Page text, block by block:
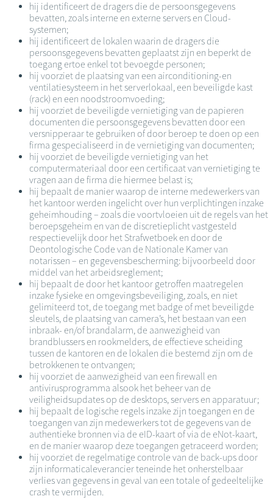
hij identificeert de dragers die de persoonsgegevens
bevatten, zoals interne en externe servers en Cloud-
systemen;
hij identificeert de lokalen waarin de dragers die
persoonsgegevens bevatten geplaatst zijn en beperkt de
toegang ertoe enkel tot bevoegde personen;
hij voorziet de plaatsing van een airconditioning-en
ventilatiesysteem in het serverlokaal, een beveiligde kast
(rack) en een noodstroomvoeding;
hij voorziet de beveiligde vernietiging van de papieren
documenten die persoonsgegevens bevatten door een
versnipperaar te gebruiken of door beroep te doen op een
firma gespecialiseerd in de vernietiging van documenten;
hij voorziet de beveiligde vernietiging van het
computermateriaal door een certificaat van vernietiging te
vragen aan de firma die hiermee belast is;
hij bepaalt de manier waarop de interne medewerkers van
het kantoor werden ingelicht over hun verplichtingen inzake
geheimhouding – zoals die voortvloeien uit de regels van het
beroepsgeheim en van de discretieplicht vastgesteld
respectievelijk door het Strafwetboek en door de
Deontologische Code van de Nationale Kamer van
notarissen – en gegevensbescherming: bijvoorbeeld door
middel van het arbeidsreglement;
hij bepaalt de door het kantoor getroffen maatregelen
inzake fysieke en omgevingsbeveiliging, zoals, en niet
gelimiteerd tot, de toegang met badge of met beveiligde
sleutels, de plaatsing van camera’s, het bestaan van een
inbraak- en/of brandalarm, de aanwezigheid van
brandblussers en rookmelders, de effectieve scheiding
tussen de kantoren en de lokalen die bestemd zijn om de
betrokkenen te ontvangen;
hij voorziet de aanwezigheid van een firewall en
antivirusprogramma alsook het beheer van de
veiligheidsupdates op de desktops, servers en apparatuur;
hij bepaalt de logische regels inzake zijn toegangen en de
toegangen van zijn medewerkers tot de gegevens van de
authentieke bronnen via de eID-kaart of via de eNot-kaart,
en de manier waarop deze toegangen getraceerd worden;
hij voorziet de regelmatige controle van de back-ups door
zijn informaticaleverancier teneinde het onherstelbaar
verlies van gegevens in geval van een totale of gedeeltelijke
crash te vermijden.